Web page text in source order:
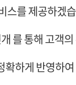
스를 제공하겠
를 통해 고객
하게 반영